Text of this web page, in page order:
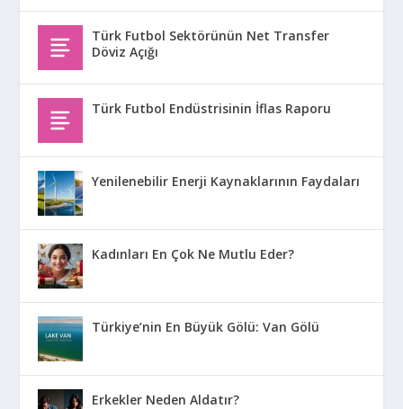
Türk Futbol Sektörünün Net Transfer
Döviz Açığı
Türk Futbol Endüstrisinin İflas Raporu
Yenilenebilir Enerji Kaynaklarının Faydaları
Kadınları En Çok Ne Mutlu Eder?
Türkiye’nin En Büyük Gölü: Van Gölü
Erkekler Neden Aldatır?